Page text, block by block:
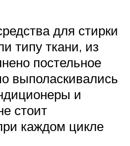
для стирки
типу ткани, из
постельное
выполаскивались
и
стоит
каждом цикле